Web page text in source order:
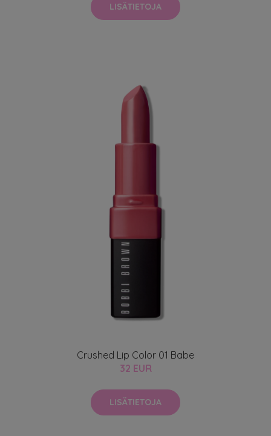
LISÄTIETOJA
Crushed Lip Color 01 Babe
32 EUR
LISÄTIETOJA